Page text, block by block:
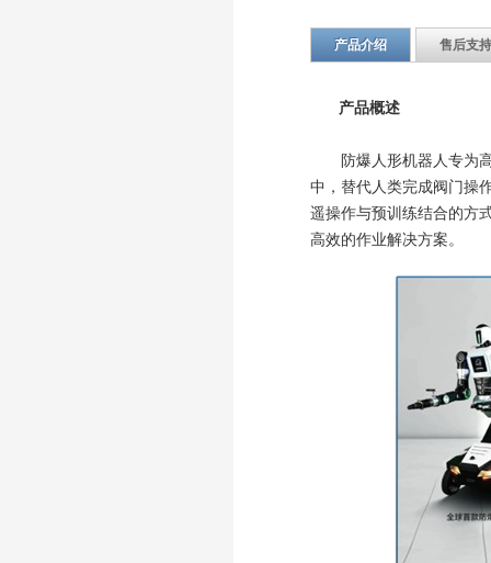
产品介绍 售后支持
产品概述
防爆人形机器人专为高
中，替代人类完成阀门操
遥操作与预训练结合的方
高效的作业解决方案。